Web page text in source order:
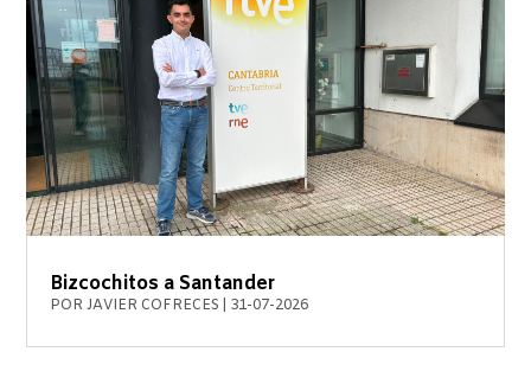
Bizcochitos a Santander
PORJAVIER COFRECES 31-07-2026